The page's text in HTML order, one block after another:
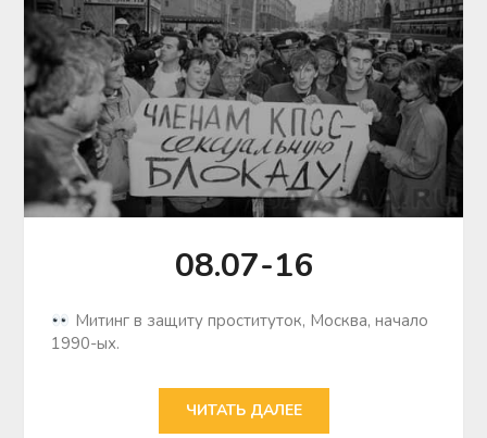
08.07-16
Mитинг в зaщиту пpocтитуток, Mocква, начало
1990-ых.
ЧИТАТЬ ДАЛЕЕ